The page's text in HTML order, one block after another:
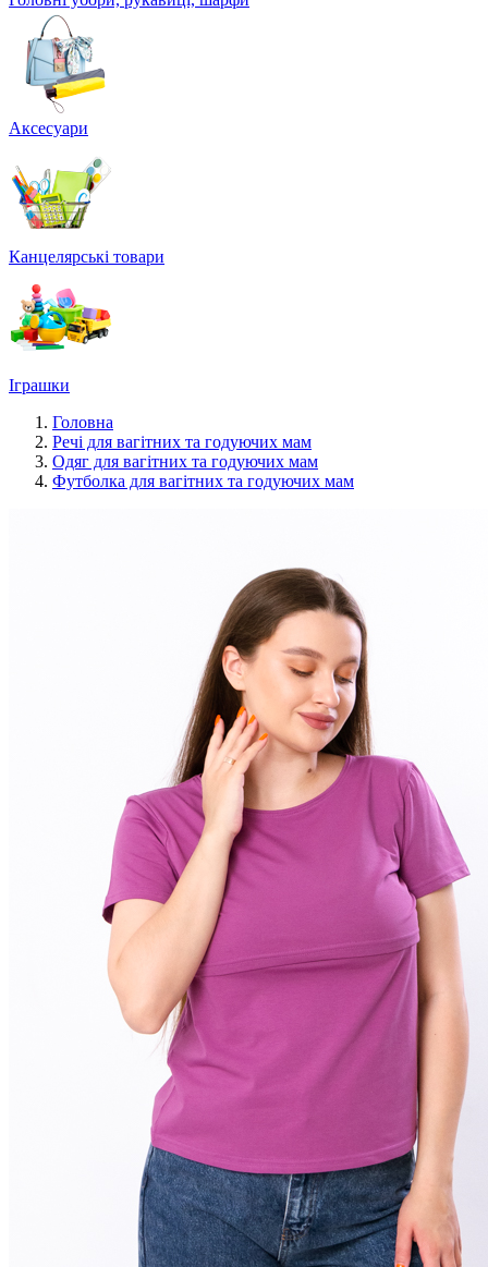
Аксесуари
Канцелярські товари
Іграшки
Головна
Речі для вагітних та годуючих мам
Одяг для вагітних та годуючих мам
Футболка для вагітних та годуючих мам